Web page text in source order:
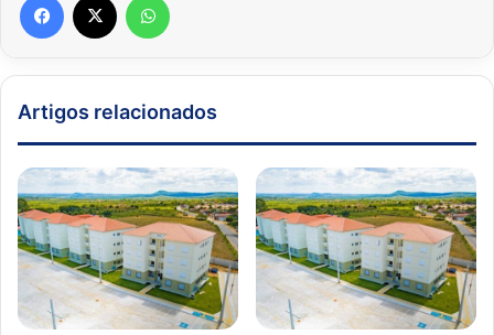
Artigos relacionados